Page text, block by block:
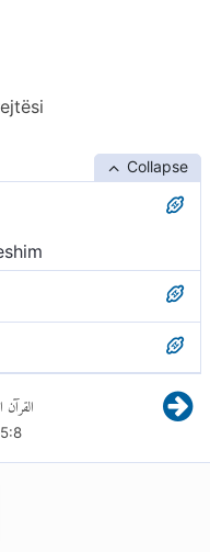
Collapse
që njerëzit të mos
drejtat e njëri-
të gjykoheshin
të tyre, atëherë do
të shkatërroheshin
:8